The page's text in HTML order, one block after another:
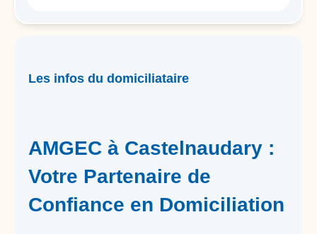
Les infos du domiciliataire
AMGEC à Castelnaudary :
Votre Partenaire de
Confiance en Domiciliation